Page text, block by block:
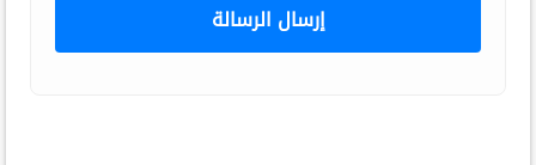
إرسال الرسالة